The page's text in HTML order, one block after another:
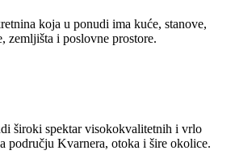
koja u ponudi ima kuće, stanove,
zemljišta i poslovne prostore.
široki spektar visokokvalitetnih i vrlo
području Kvarnera, otoka i šire okolice.